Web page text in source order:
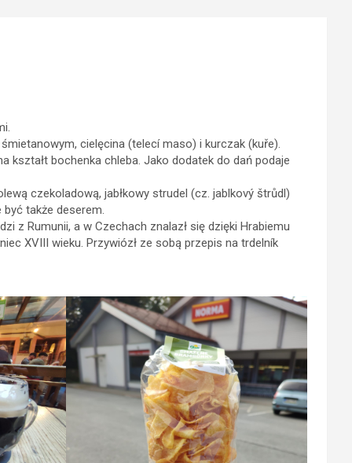
cielęcina (telecí maso) i kurczak (kuře).
kształt bochenka chleba. Jako dodatek do dań podaje
czekoladową, jabłkowy strudel (cz. jablkový štrůdl)
także deserem.
z Rumunii, a w Czechach znalazł się dzięki Hrabiemu
XVIII wieku. Przywiózł ze sobą przepis na trdelník